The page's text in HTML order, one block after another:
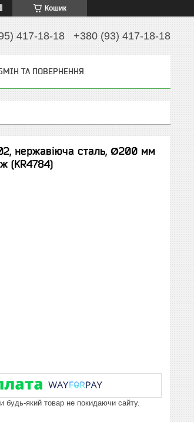
Кошик
417-18-18 +380 (93) 417-18-18
ТА ПОВЕРНЕННЯ
нержавіюча сталь, Ø200 мм
(KR4784)
будь-який товар не покидаючи сайту.